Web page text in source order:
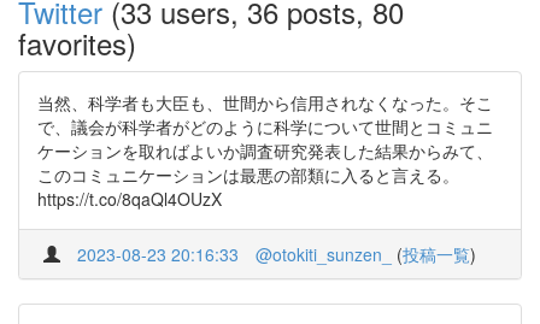
Twitter (33 users, 36 posts, 80
favorites)
当然、科学者も大臣も、世間から信用されなくなった。そこ
で、議会が科学者がどのように科学について世間とコミュニ
ケーションを取ればよいか調査研究発表した結果からみて、
このコミュニケーションは最悪の部類に入ると言える。
https://t.co/8qaQl4OUzX
2023-08-23 20:16:33 @otokiti_sunzen_ (投稿一覧)